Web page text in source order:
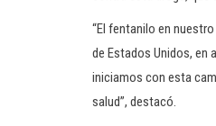
“El fentanilo en
de Estados Unidos, en
iniciamos con esta
salud”, destacó.